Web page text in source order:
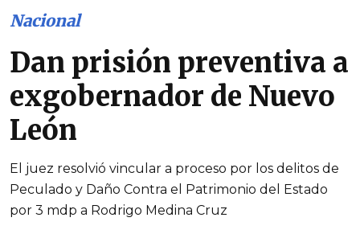
Nacional
Dan prisión preventiva a
exgobernador de Nuevo
León
El juez resolvió vincular a proceso por los delitos de
Peculado y Daño Contra el Patrimonio del Estado
por 3 mdp a Rodrigo Medina Cruz